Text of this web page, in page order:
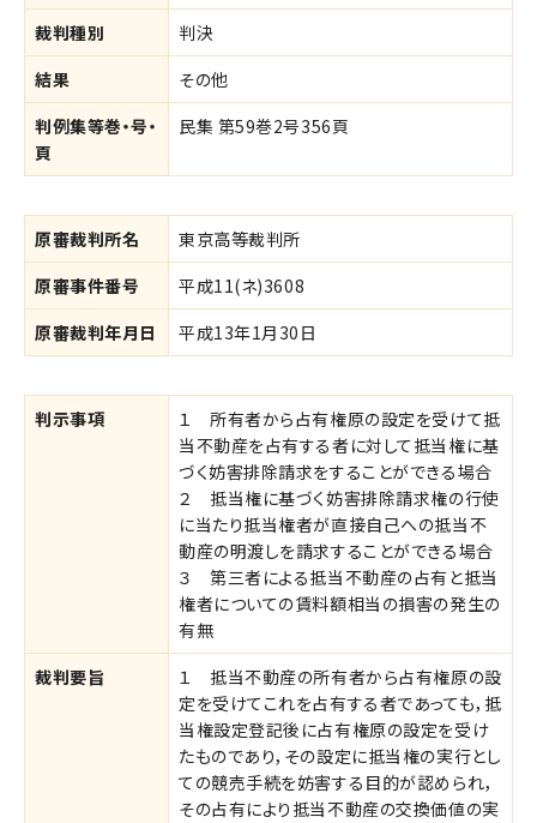
裁判種別
判決
結果
その他
判例集等巻・号・
頁
民集 第59巻2号356頁
原審裁判所名
東京高等裁判所
原審事件番号
平成11(ネ)3608
原審裁判年月日
平成13年1月30日
判示事項
１ 所有者から占有権原の設定を受けて抵
当不動産を占有する者に対して抵当権に基
づく妨害排除請求をすることができる場合
２ 抵当権に基づく妨害排除請求権の行使
に当たり抵当権者が直接自己への抵当不
動産の明渡しを請求することができる場合
３ 第三者による抵当不動産の占有と抵当
権者についての賃料額相当の損害の発生の
有無
裁判要旨
１ 抵当不動産の所有者から占有権原の設
定を受けてこれを占有する者であっても，抵
当権設定登記後に占有権原の設定を受け
たものであり，その設定に抵当権の実行とし
ての競売手続を妨害する目的が認められ，
その占有により抵当不動産の交換価値の実